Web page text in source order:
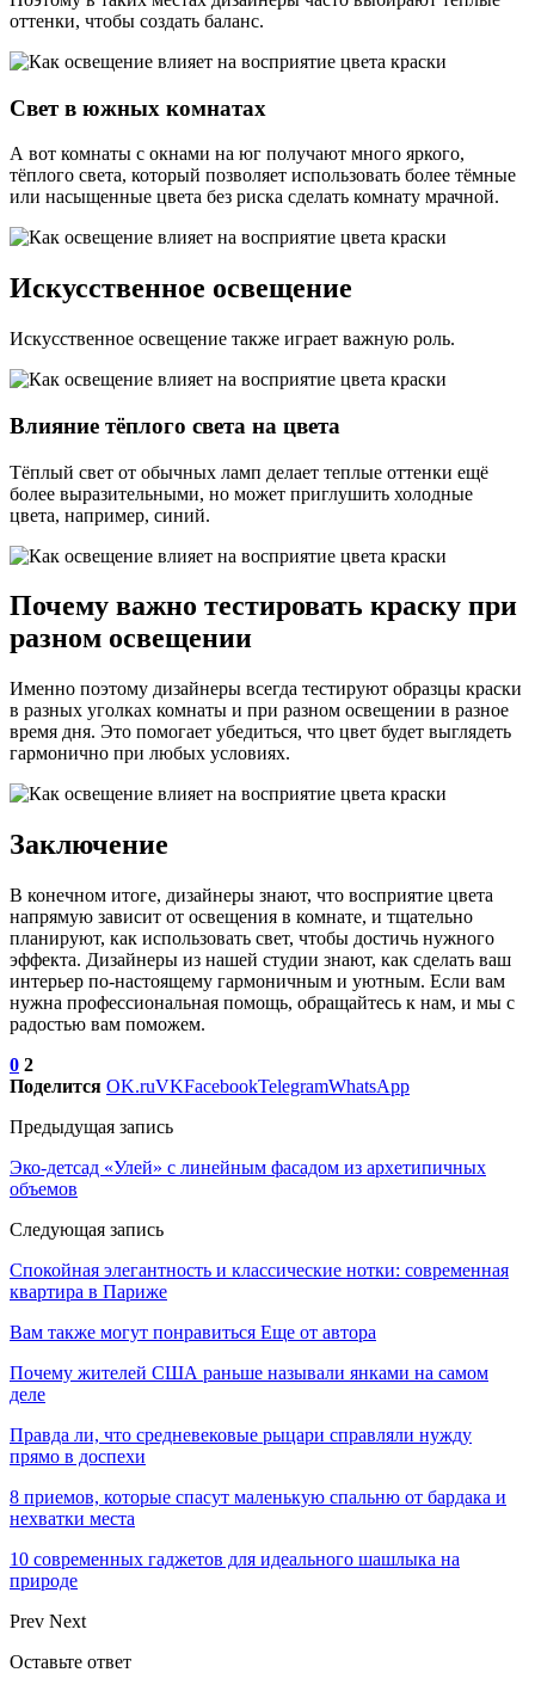
оттенки, чтобы создать баланс.
Свет в южных комнатах
А вот комнаты с окнами на юг получают много яркого,
тёплого света, который позволяет использовать более тёмные
или насыщенные цвета без риска сделать комнату мрачной.
Искусственное освещение
Искусственное освещение также играет важную роль.
Влияние тёплого света на цвета
Тёплый свет от обычных ламп делает теплые оттенки ещё
более выразительными, но может приглушить холодные
цвета, например, синий.
Почему важно тестировать краску при
разном освещении
Именно поэтому дизайнеры всегда тестируют образцы краски
в разных уголках комнаты и при разном освещении в разное
время дня. Это помогает убедиться, что цвет будет выглядеть
гармонично при любых условиях.
Заключение
В конечном итоге, дизайнеры знают, что восприятие цвета
напрямую зависит от освещения в комнате, и тщательно
планируют, как использовать свет, чтобы достичь нужного
эффекта. Дизайнеры из нашей студии знают, как сделать ваш
интерьер по-настоящему гармоничным и уютным. Если вам
нужна профессиональная помощь, обращайтесь к нам, и мы с
радостью вам поможем.
0 2
Поделится OK.ruVKFacebookTelegramWhatsApp
Предыдущая запись
Эко-детсад «Улей» с линейным фасадом из архетипичных
объемов
Следующая запись
Спокойная элегантность и классические нотки: современная
квартира в Париже
Вам также могут понравиться Еще от автора
Почему жителей США раньше называли янками на самом
деле
Правда ли, что средневековые рыцари справляли нужду
прямо в доспехи
8 приемов, которые спасут маленькую спальню от бардака и
нехватки места
10 современных гаджетов для идеального шашлыка на
природе
Prev Next
Оставьте ответ